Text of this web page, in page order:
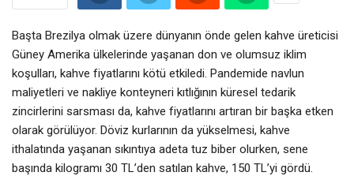
Başta Brezilya olmak üzere dünyanın önde gelen kahve üreticisi
Güney Amerika ülkelerinde yaşanan don ve olumsuz iklim
koşulları, kahve fiyatlarını kötü etkiledi. Pandemide navlun
maliyetleri ve nakliye konteyneri kıtlığının küresel tedarik
zincirlerini sarsması da, kahve fiyatlarını artıran bir başka etken
olarak görülüyor. Döviz kurlarının da yükselmesi, kahve
ithalatında yaşanan sıkıntıya adeta tuz biber olurken, sene
başında kilogramı 30 TL’den satılan kahve, 150 TL’yi gördü.